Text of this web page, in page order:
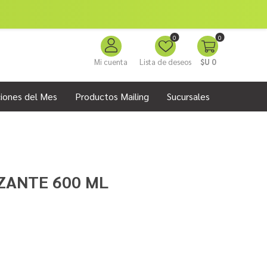
Mi cuenta Lista de deseos
0 0
$U 0
del Mes Productos Mailing Sucursales
600 ML